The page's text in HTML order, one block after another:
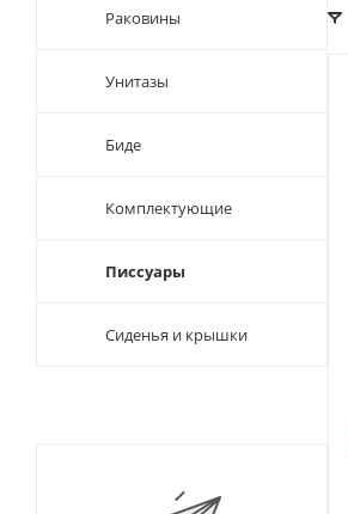
Раковины
Унитазы
Биде
Комплектующие
Писсуары
Сиденья и крышки